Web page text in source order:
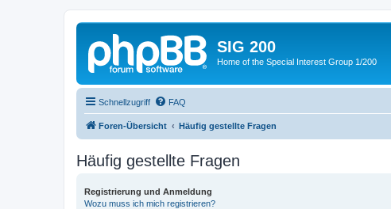
SIG 200
Home of the Special Interest Group 1/200
Schnellzugriff FAQ
Foren-Übersicht Häufig gestellte Fragen
Häufig gestellte Fragen
Registrierung und Anmeldung
Wozu muss ich mich registrieren?